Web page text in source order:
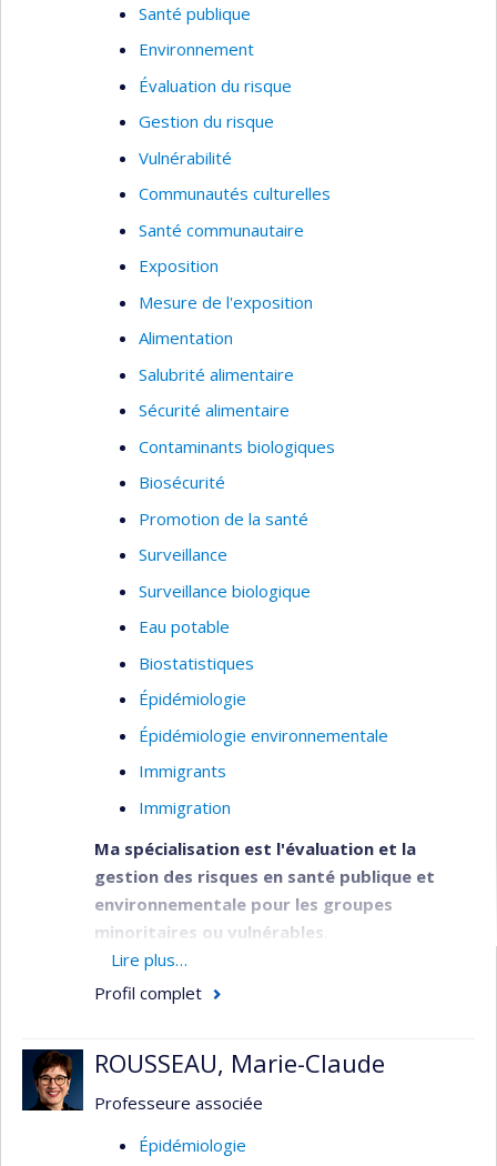
Santé publique
Environnement
Évaluation du risque
Gestion du risque
Vulnérabilité
Communautés culturelles
Santé communautaire
Exposition
Mesure de l'exposition
Alimentation
Salubrité alimentaire
Sécurité alimentaire
Contaminants biologiques
Biosécurité
Promotion de la santé
Surveillance
Surveillance biologique
Eau potable
Biostatistiques
Épidémiologie
Épidémiologie environnementale
Immigrants
Immigration
Ma spécialisation est l'évaluation et la
gestion des risques en santé publique et
environnementale pour les groupes
minoritaires ou vulnérables
Mon équipe et moi étudions les liens entre
l'exposition aux contaminants, l'environnement, la
de recherche concernant les mesures de santé
comprend les sciences de l’exposition et l’analyse
de risque de l’exposition humaine aux
Lire plus…
Profil complet
ROUSSEAU, Marie-Claude
Professeure associée
Épidémiologie